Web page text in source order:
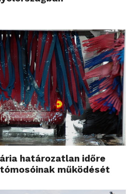
határozatlan időre
működését